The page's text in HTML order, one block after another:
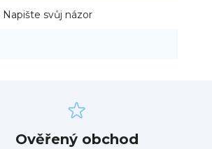
Napište svůj názor
Ověřený obchod